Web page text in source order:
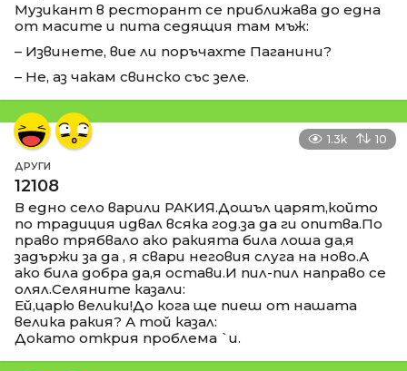
Музикант в ресторант се приближава до една
от масите и пита седящия там мъж:
– Извинете, вие ли поръчахте Паганини?
– Не, аз чакам свинско със зеле.
1.3k 10
ДРУГИ
12108
В едно село варили РАКИЯ.Дошъл царят,който
по традиция идвал всяка год.за да ги опитва.По
право трябвало ако ракията била лоша да,я
задържи за да , я свари неговия слуга на ново.А
ако била добра да,я остави.И пил-пил направо се
олял.Селяните казали:
Ей,царю велики!До кога ще пиеш от нашата
велика ракия? А той казал:
Докато открия проблема `и.